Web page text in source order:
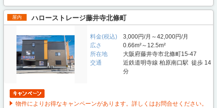
屋内 ハローストレージ藤井寺北條町
料金(税込)
3,000円/月～42,000円/月
広さ
0.66m²～12.5m²
所在地
大阪府藤井寺市北條町15‐47
交通
近鉄道明寺線 柏原南口駅 徒歩 14
分
物件によりお得なキャンペーンがあります。詳しくはお問合せください。